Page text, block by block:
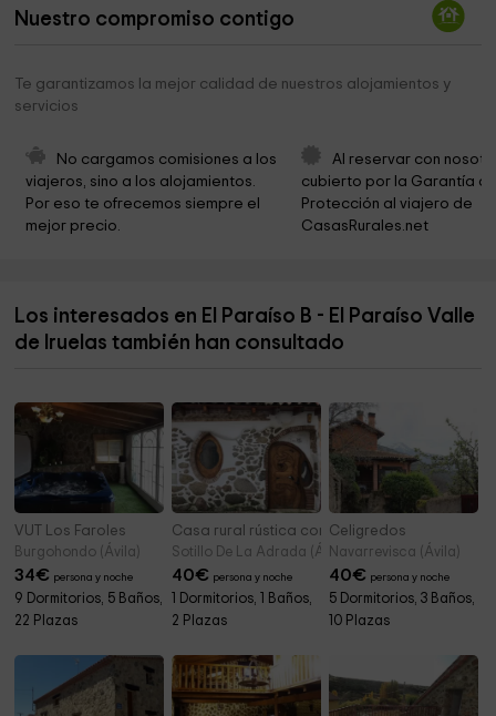
Iglesia Nuestra Señora de la Asunción 5,3 km
Ermita de Valsordo
Ermita de San Marcos
Ermita La Piedad
Iglesia de Nuestra Señora de la Asunción 9,2 km
Ayuntamiento de Cebreros (Ruta de Cela) 9,2 km
Nuestro compromiso contigo
Te garantizamos la mejor calidad de nuestros alojamientos y
servicios
No cargamos comisiones a los
viajeros, sino a los alojamientos.
Por eso te ofrecemos siempre el
mejor precio.
Al reservar con
cubierto por la Garantía
Protección al viajero de
CasasRurales.net
Los interesados en El Paraíso B - El Paraíso Valle
de Iruelas también han consultado
VUT Los Faroles
Burgohondo (Ávila)
34€ persona y noche
9 Dormitorios, 5 Baños,
22 Plazas
Casa rural rústica con bicicletas
Sotillo De La Adrada (Ávila)
40€ persona y noche
1 Dormitorios, 1 Baños,
2 Plazas
Celigredos
Navarrevisca (Ávila)
40€ persona y noche
5 Dormitorios, 3 Baños,
10 Plazas